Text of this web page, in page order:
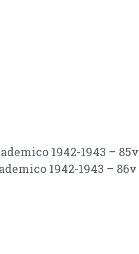
1942-1943 – 85v
1942-1943 – 86v